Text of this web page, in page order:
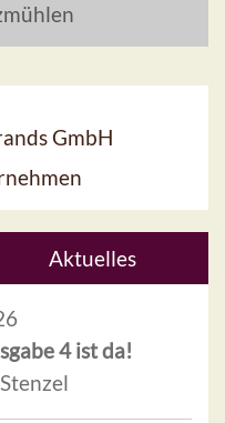
GmbH
Aktuelles
4 ist da!